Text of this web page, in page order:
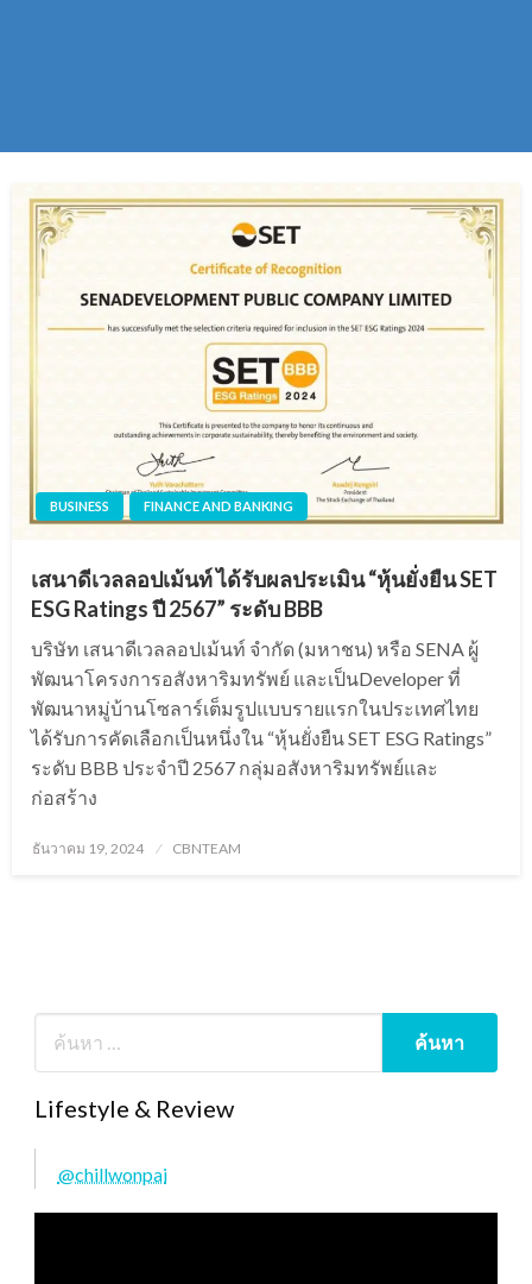
BUSINESS FINANCE AND BANKING
เสนาดีเวลลอปเม้นท์ ได้รับผลประเมิน “หุ้นยั่งยืน SET
ESG Ratings ปี 2567” ระดับ BBB
บริษัท เสนาดีเวลลอปเม้นท์ จำกัด (มหาชน) หรือ SENA ผู้
พัฒนาโครงการอสังหาริมทรัพย์ และเป็นDeveloper ที่
พัฒนาหมู่บ้านโซลาร์เต็มรูปแบบรายแรกในประเทศไทย
ได้รับการคัดเลือกเป็นหนึ่งใน “หุ้นยั่งยืน SET ESG Ratings”
ระดับ BBB ประจำปี 2567 กลุ่มอสังหาริมทรัพย์และ
ก่อสร้าง
Posted
ธันวาคม 19, 2024 CBNTEAM
Lifestyle & Review
@chillwonpai